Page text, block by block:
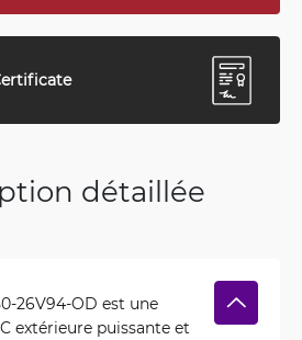
détaillée
26V94-OD est une
extérieure puissante et